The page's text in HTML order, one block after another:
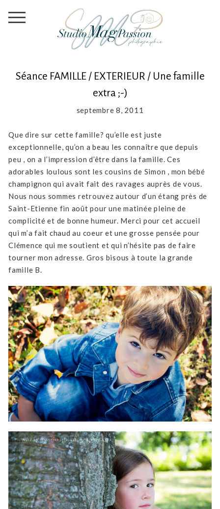
Séance FAMILLE / EXTERIEUR / Une famille
extra ;-)
septembre 8, 2011
Que dire sur cette famille? qu’elle est juste
exceptionnelle, qu’on a beau les connaître que depuis
peu , on a l’impression d’être dans la famille. Ces
adorables loulous sont les cousins de Simon , mon bébé
champignon qui avait fait des ravages auprès de vous.
Nous nous sommes retrouvez autour d’un étang près de
Saint-Etienne fin août pour une matinée pleine de
complicité et de bonne humeur. Merci pour cet accueil
qui m’a fait chaud au coeur et une grosse pensée pour
Clémence qui me soutient et qui n’hésite pas de faire
tourner mon adresse. Gros bisous à toute la grande
famille B.